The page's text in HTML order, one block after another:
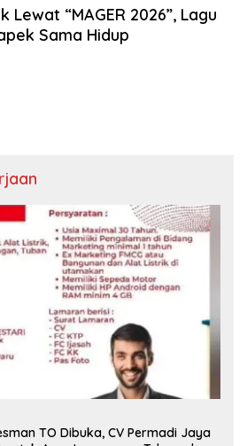
Lewat “MAGER 2026”, Lagu
Sama Hidup
TO Dibuka, CV Permadi Jaya